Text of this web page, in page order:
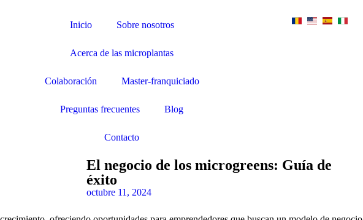
Inicio Sobre nosotros
Acerca de las microplantas
Colaboración Master-franquiciado
Preguntas frecuentes Blog
Contacto
El negocio de los microgreens: Guía de
éxito
octubre 11, 2024